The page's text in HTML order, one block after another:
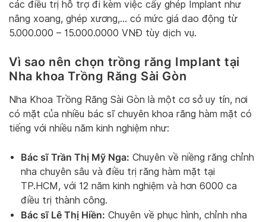
các điều trị hỗ trợ đi kèm việc cấy ghép Implant như
nâng xoang, ghép xương,… có mức giá dao động từ
5.000.000 – 15.000.0000 VNĐ tùy dịch vụ.
Vì sao nên chọn trồng răng Implant tại
Nha khoa Trồng Răng Sài Gòn
Nha Khoa Trồng Răng Sài Gòn là một cơ sở uy tín, nơi
có mặt của nhiều bác sĩ chuyên khoa răng hàm mặt có
tiếng với nhiều năm kinh nghiệm như:
Bác sĩ Trần Thị Mỹ Nga: Chuyên về niềng răng chỉnh
nha chuyên sâu và điều trị răng hàm mặt tại
TP.HCM, với 12 năm kinh nghiệm và hơn 6000 ca
điều trị thành công.
Bác sĩ Lê Thị Hiền: Chuyên về phục hình, chỉnh nha